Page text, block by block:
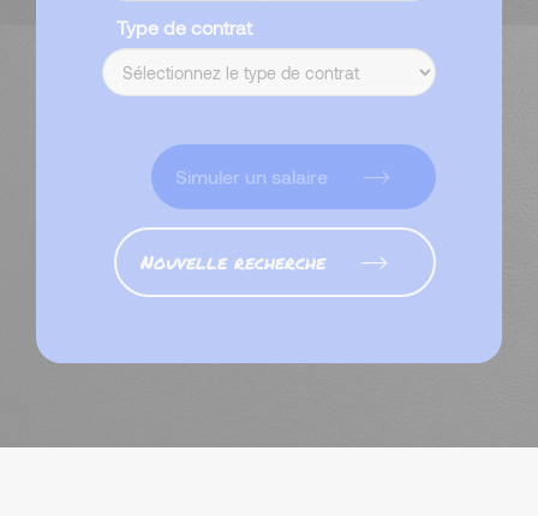
Type de contrat
Simuler un salaire
Nouvelle recherche